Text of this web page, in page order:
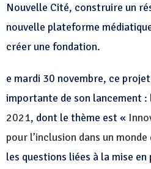
Nouvelle Cité, construire un
nouvelle plateforme
créer une fondation.
e mardi 30 novembre, ce
importante de son lancement :
2021, dont le thème est «
pour l’inclusion dans un monde
les questions liées à la mise en